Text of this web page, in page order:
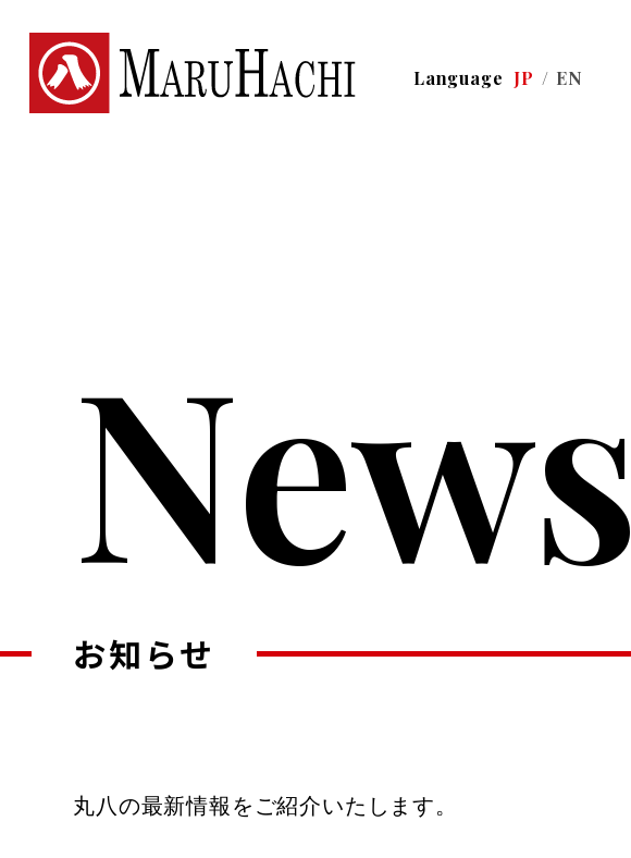
Language JP EN
News
お知らせ
丸八の最新情報をご紹介いたします。